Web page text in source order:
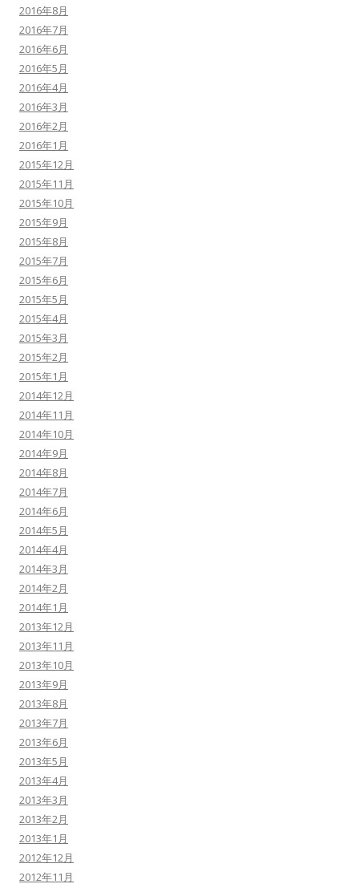
2016年8月
2016年7月
2016年6月
2016年5月
2016年4月
2016年3月
2016年2月
2016年1月
2015年12月
2015年11月
2015年10月
2015年9月
2015年8月
2015年7月
2015年6月
2015年5月
2015年4月
2015年3月
2015年2月
2015年1月
2014年12月
2014年11月
2014年10月
2014年9月
2014年8月
2014年7月
2014年6月
2014年5月
2014年4月
2014年3月
2014年2月
2014年1月
2013年12月
2013年11月
2013年10月
2013年9月
2013年8月
2013年7月
2013年6月
2013年5月
2013年4月
2013年3月
2013年2月
2013年1月
2012年12月
2012年11月